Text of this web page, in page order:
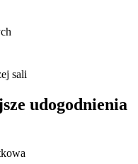
sali
udogodnienia